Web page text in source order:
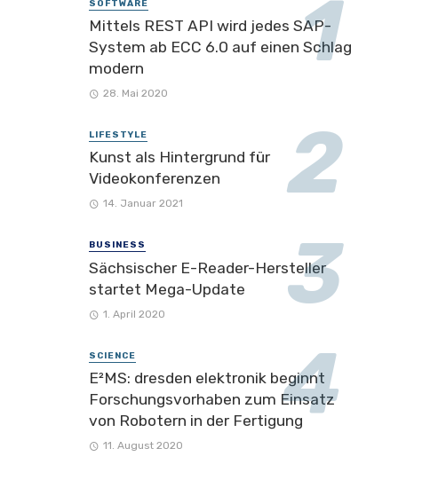
SOFTWARE
Mittels REST API wird jedes SAP-
System ab ECC 6.0 auf einen Schlag
modern
28. Mai 2020
LIFESTYLE
Kunst als Hintergrund für
Videokonferenzen
14. Januar 2021
BUSINESS
Sächsischer E-Reader-Hersteller
startet Mega-Update
1. April 2020
SCIENCE
E²MS: dresden elektronik beginnt
Forschungsvorhaben zum Einsatz
von Robotern in der Fertigung
11. August 2020